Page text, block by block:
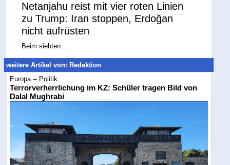
Netanjahu reist mit vier roten Linien
zu Trump: Iran stoppen, Erdoğan
nicht aufrüsten
Beim siebten ...
weitere Artikel von: Redaktion
Europa -- Politik
Terrorverherrlichung im KZ: Schüler tragen Bild von
Dalal Mughrabi